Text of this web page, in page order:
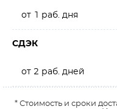
от 1 раб. дня
СДЭК
от 2 раб. дней
* Стоимость и сроки